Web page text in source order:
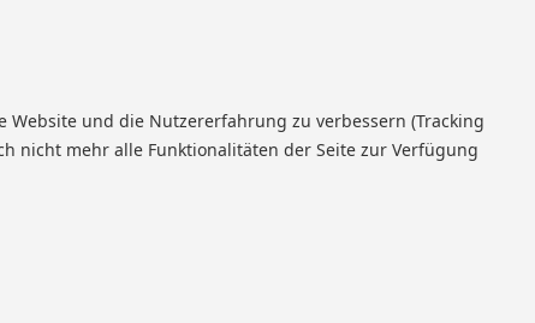
und die Nutzererfahrung zu verbessern (Tracking
nicht mehr alle Funktionalitäten der Seite zur Verfügung